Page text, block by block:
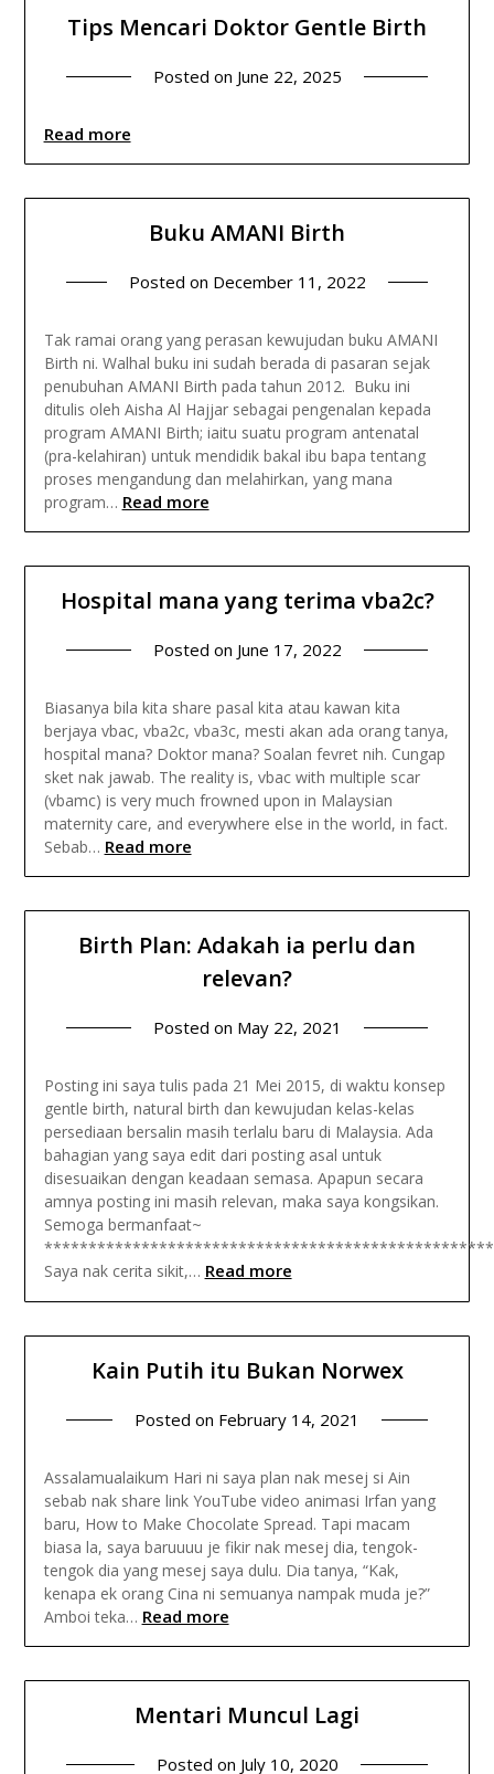
Tips Mencari Doktor Gentle Birth
Posted on June 22, 2025
Read more
Buku AMANI Birth
Posted on December 11, 2022
Tak ramai orang yang perasan kewujudan buku AMANI
Birth ni. Walhal buku ini sudah berada di pasaran sejak
penubuhan AMANI Birth pada tahun 2012. Buku ini
ditulis oleh Aisha Al Hajjar sebagai pengenalan kepada
program AMANI Birth; iaitu suatu program antenatal
(pra-kelahiran) untuk mendidik bakal ibu bapa tentang
proses mengandung dan melahirkan, yang mana
program… Read more
Hospital mana yang terima vba2c?
Posted on June 17, 2022
Biasanya bila kita share pasal kita atau kawan kita
berjaya vbac, vba2c, vba3c, mesti akan ada orang tanya,
hospital mana? Doktor mana? Soalan fevret nih. Cungap
sket nak jawab. The reality is, vbac with multiple scar
(vbamc) is very much frowned upon in Malaysian
maternity care, and everywhere else in the world, in fact.
Sebab… Read more
Birth Plan: Adakah ia perlu dan
relevan?
Posted on May 22, 2021
Posting ini saya tulis pada 21 Mei 2015, di waktu konsep
gentle birth, natural birth dan kewujudan kelas-kelas
persediaan bersalin masih terlalu baru di Malaysia. Ada
bahagian yang saya edit dari posting asal untuk
disesuaikan dengan keadaan semasa. Apapun secara
amnya posting ini masih relevan, maka saya kongsikan.
Semoga bermanfaat~
Saya nak cerita sikit,… Read more
Kain Putih itu Bukan Norwex
Posted on February 14, 2021
Assalamualaikum Hari ni saya plan nak mesej si Ain
sebab nak share link YouTube video animasi Irfan yang
baru, How to Make Chocolate Spread. Tapi macam
biasa la, saya baruuuu je fikir nak mesej dia, tengok-
tengok dia yang mesej saya dulu. Dia tanya, “Kak,
kenapa ek orang Cina ni semuanya nampak muda je?”
Amboi teka… Read more
Mentari Muncul Lagi
Posted on July 10, 2020